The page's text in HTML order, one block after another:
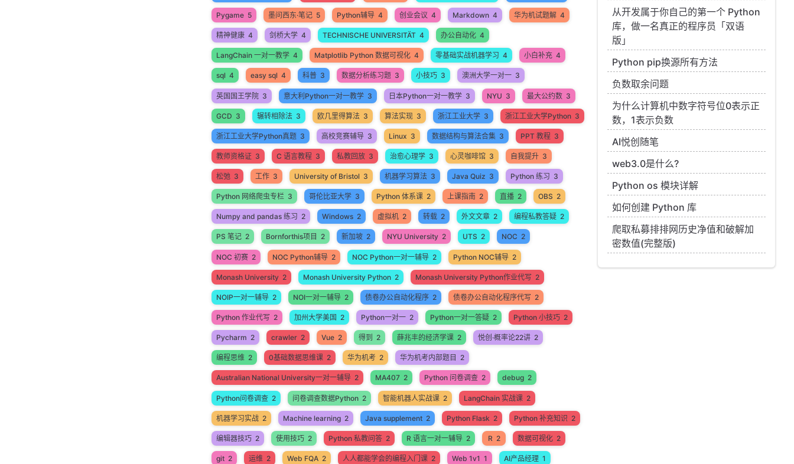
Pygame 5 墨问西东·笔记 5 Python辅导 4 创业会议 4 Markdown 4 华为机试题解 4
精神健康 4 剑桥大学 4 TECHNISCHE UNIVERSITÄT 4 办公自动化 4
LangChain 一对一教学 4 Matplotlib Python 数据可视化 4 零基础实战机器学习 4 小白补充 4
sql 4 easy sql 4 科普 3 数据分析练习题 3 小技巧 3 澳洲大学一对一 3
英国国王学院 3 意大利Python一对一教学 3 日本Python一对一教学 3 NYU 3 最大公约数 3
GCD 3 辗转相除法 3 欧几里得算法 3 算法实现 3 浙江工业大学 3 浙江工业大学Python 3
浙江工业大学Python真题 3 高校竞赛辅导 3 Linux 3 数据结构与算法合集 3 PPT 教程 3
教师资格证 3 C 语言教程 3 私教回放 3 治愈心理学 3 心灵咖啡馆 3 自我提升 3
松弛 3 工作 3 University of Bristol 3 机器学习算法 3 Java Quiz 3 Python 练习 3
Python 网络爬虫专栏 3 哥伦比亚大学 3 Python 体系课 2 上课指南 2 直播 2 OBS 2
Numpy and pandas 练习 2 Windows 2 虚拟机 2 转载 2 外文文章 2 编程私教答疑 2
PS 笔记 2 Bornforthis项目 2 新加坡 2 NYU University 2 UTS 2 NOC 2
NOC 初赛 2 NOC Python辅导 2 NOC Python一对一辅导 2 Python NOC辅导 2
Monash University 2 Monash University Python 2 Monash University Python作业代写 2
NOIP一对一辅导 2 NOI一对一辅导 2 债卷办公自动化程序 2 债卷办公自动化程序代写 2
Python 作业代写 2 加州大学美国 2 Python一对一 2 Python一对一答疑 2 Python 小技巧 2
Pycharm 2 crawler 2 Vue 2 得到 2 薛兆丰的经济学课 2 悦创·概率论22讲 2
编程思维 2 0基础数据思维课 2 华为机考 2 华为机考内部题目 2
Australian National University一对一辅导 2 MA407 2 Python 问卷调查 2 debug 2
Python问卷调查 2 问卷调查数据Python 2 智能机器人实战课 2 LangChain 实战课 2
机器学习实战 2 Machine learning 2 Java supplement 2 Python Flask 2 Python 补充知识 2
编辑器技巧 2 使用技巧 2 Python 私教问答 2 R 语言一对一辅导 2 R 2 数据可视化 2
git 2 运维 2 Web FQA 2 人人都能学会的编程入门课 2 Web 1v1 1 AI产品经理 1
从开发属于你自己的第一个 Python
库，做一名真正的程序员「双语
版」
Python pip换源所有方法
负数取余问题
为什么计算机中数字符号位0表示正
数，1表示负数
AI悦创随笔
web3.0是什么?
Python os 模块详解
如何创建 Python 库
爬取私募排排网历史净值和破解加
密数值(完整版)